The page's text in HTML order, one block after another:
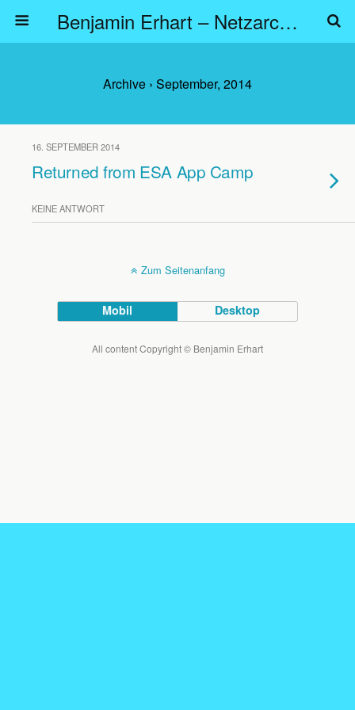
Benjamin Erhart – Netzarchitekt
Archive › September, 2014
16. SEPTEMBER 2014
Returned from ESA App Camp
KEINE ANTWORT
Zum Seitenanfang
Mobil Desktop
All content Copyright © Benjamin Erhart